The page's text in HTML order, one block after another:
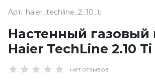
Арт.: haier_techline_2_10_ti
Настенный газовый
Haier TechLine 2.10 Ti
нет отзывов